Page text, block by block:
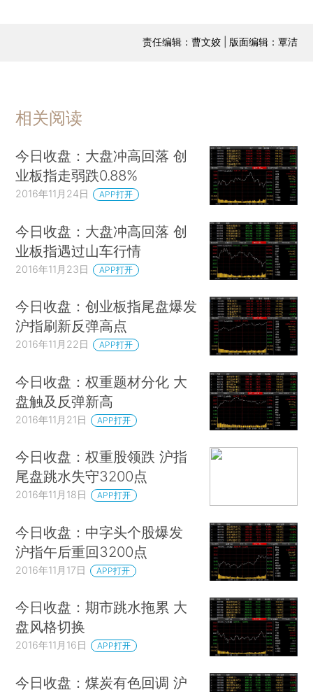
责任编辑：曹文姣 | 版面编辑：覃洁
相关阅读
今日收盘：大盘冲高回落 创
业板指走弱跌0.88%
2016年11月24日 APP打开
今日收盘：大盘冲高回落 创
业板指遇过山车行情
2016年11月23日 APP打开
今日收盘：创业板指尾盘爆发
沪指刷新反弹高点
2016年11月22日 APP打开
今日收盘：权重题材分化 大
盘触及反弹新高
2016年11月21日 APP打开
今日收盘：权重股领跌 沪指
尾盘跳水失守3200点
2016年11月18日 APP打开
今日收盘：中字头个股爆发
沪指午后重回3200点
2016年11月17日 APP打开
今日收盘：期市跳水拖累 大
盘风格切换
2016年11月16日 APP打开
今日收盘：煤炭有色回调 沪